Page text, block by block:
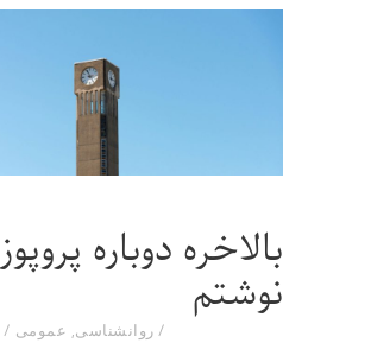
بالاخره دوباره
نوشتم
روانشناسی, عمومی